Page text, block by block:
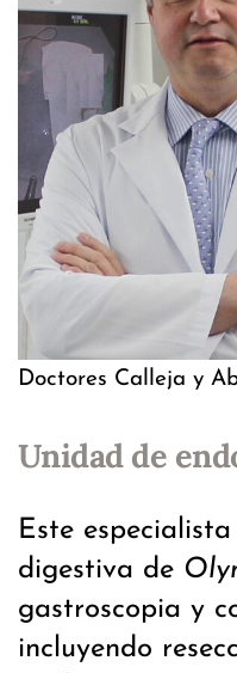
Doctores Calleja y
Unidad de
Este
digestiva de
gastroscopia y
incluyendo